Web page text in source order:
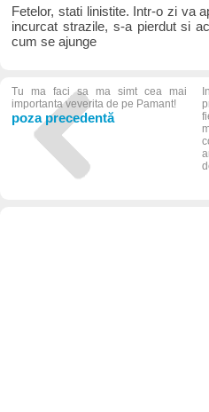
Fetelor, stati linistite. Intr-o zi va
incurcat strazile, s-a pierdut si
cum se ajunge
Tu ma faci sa ma simt cea mai
importanta veverita de pe Pamant!
poza precedentă